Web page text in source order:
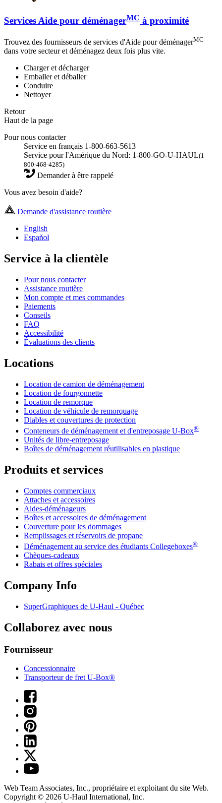
Services Aide pour déménagerMC à proximité
Trouvez des fournisseurs de services d'Aide pour déménagerMC
dans votre secteur et déménagez deux fois plus vite.
Charger et décharger
Emballer et déballer
Conduire
Nettoyer
Retour
Haut de la page
Pour nous contacter
Service en français 1-800-663-5613
Service pour l'Amérique du Nord: 1-800-GO-U-HAUL(1-
800-468-4285)
Demander à être rappelé
Vous avez besoin d'aide?
Demande d'assistance routière
English
Español
Service à la clientèle
Pour nous contacter
Assistance routière
Mon compte et mes commandes
Paiements
Conseils
FAQ
Accessibilité
Évaluations des clients
Locations
Location de camion de déménagement
Location de fourgonnette
Location de remorque
Location de véhicule de remorquage
Diables et couvertures de protection
Conteneurs de déménagement et d'entreposage U-Box®
Unités de libre-entreposage
Boîtes de déménagement réutilisables en plastique
Produits et services
Comptes commerciaux
Attaches et accessoires
Aides-déménageurs
Boîtes et accessoires de déménagement
Couverture pour les dommages
Remplissages et réservoirs de propane
Déménagement au service des étudiants Collegeboxes®
Chèques-cadeaux
Rabais et offres spéciales
Company Info
SuperGraphiques de U-Haul - Québec
Collaborez avec nous
Fournisseur
Concessionnaire
Transporteur de fret U-Box®
Web Team Associates, Inc., propriétaire et exploitant du site Web.
Copyright © 2026 U-Haul International, Inc.